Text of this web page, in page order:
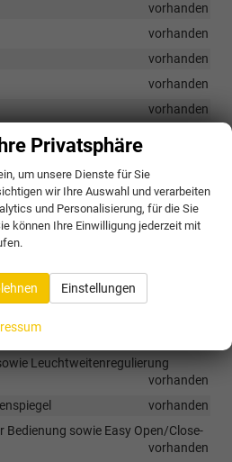
vorhanden
vorhanden
vorhanden
vorhanden
vorhanden
vorhanden
vorhanden
Leuchtweitenregulierung
vorhanden
vorhanden
Bedienung sowie Easy Open/Close-
vorhanden
Privatsphäre
um unsere Dienste für Sie
wir Ihre Auswahl und verarbeiten
und Personalisierung, für die Sie
können Ihre Einwilligung jederzeit mit
Einstellungen